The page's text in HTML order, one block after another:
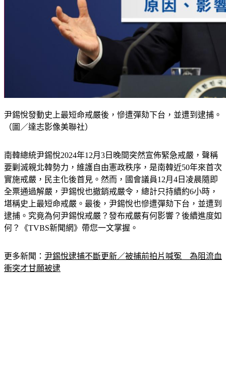
尹錫悅發動史上最短命戒嚴後，慘遭彈劾下台，並遭到逮捕。
（圖／達志影像美聯社）
南韓總統尹錫悅2024年12月3日晚間突然宣佈緊急戒嚴，聲稱
要剿滅親北韓勢力，維護自由憲政秩序，是南韓近50年來首次
實施戒嚴，民主化後首見。然而，國會議員12月4日凌晨隨即
全票通過解嚴，尹錫悅也撤銷戒嚴令，總計只持續約6小時，
堪稱史上最短命戒嚴。最後，尹錫悅也慘遭彈劾下台，並遭到
逮捕。究竟為何尹錫悅戒嚴？發布戒嚴有何影響？後續進度如
何？《TVBS新聞網》帶您一文掌握。
更多新聞： 尹錫悅逮捕不斷更新／被捕前拍片喊冤　為阻流血
衝突才甘願被逮